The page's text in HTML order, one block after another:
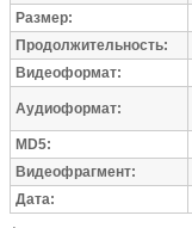
Размер:
Продолжительность:
Видеоформат:
Аудиоформат:
MD5:
Видеофрагмент:
Дата: